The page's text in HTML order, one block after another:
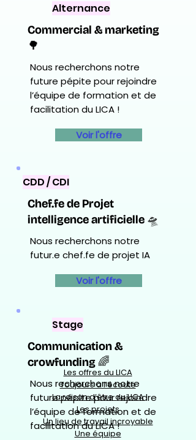
Alternance
Commercial & marketing
🌳
Nous recherchons notre
future pépite pour rejoindre
l’équipe de formation et de
facilitation du LICA !
Voir l'offre
CDD / CDI
Chef.fe de Projet
intelligence artificielle 🛸
Nous recherchons notre
futur.e chef.fe de projet IA
Voir l'offre
Stage
Communication &
crowfunding 🌈
Nous recherchons notre
future pépite pour rejoindre
l’équipe de formation et de
facilitation du LICA !
Les offres du LICA
Toujours à l’écoute
La raison d’être du LICA
Les projets
Un lieu de travail incroyable
Une équipe